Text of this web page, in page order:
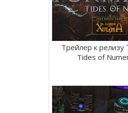
Трейлер к релизу
Tides of